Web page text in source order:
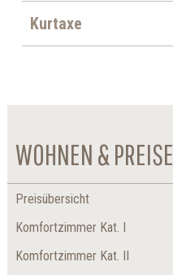
Kurtaxe
WOHNEN & PREISE
Preisübersicht
Komfortzimmer Kat. I
Komfortzimmer Kat. II